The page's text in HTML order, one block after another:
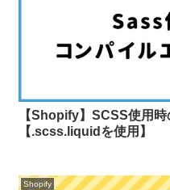
【Shopify】SCSS使用
【.scss.liquidを使用】
Shopify